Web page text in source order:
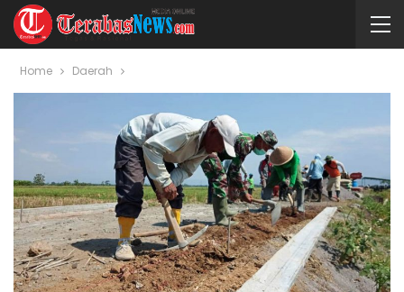
Home Daerah